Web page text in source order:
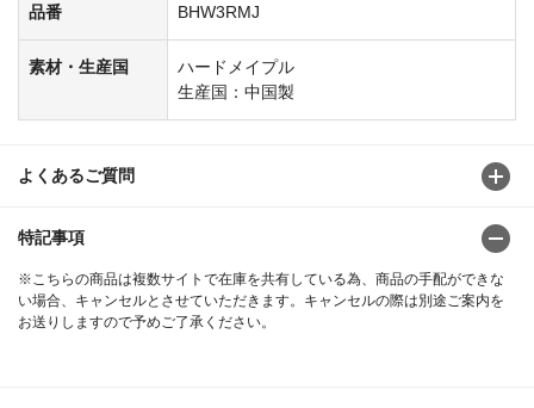
品番 BHW3RMJ
素材・生産国
ハードメイプル
生産国：中国製
よくあるご質問
特記事項
※こちらの商品は複数サイトで在庫を共有している為、商品の手配ができな
い場合、キャンセルとさせていただきます。キャンセルの際は別途ご案内を
お送りしますので予めご了承ください。